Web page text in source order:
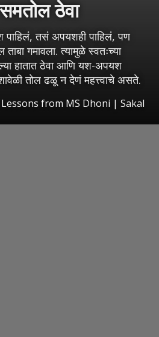
ठेवा
पाहिलं, तसं अपयशही पाहिलं, पण
ताबा गमावला. त्यामुळे स्वतःच्या
हातात ठेवा आणि यश-अपयश
तोल ढळू न देणं महत्त्वाचे असते.
from MS Dhoni | Sakal